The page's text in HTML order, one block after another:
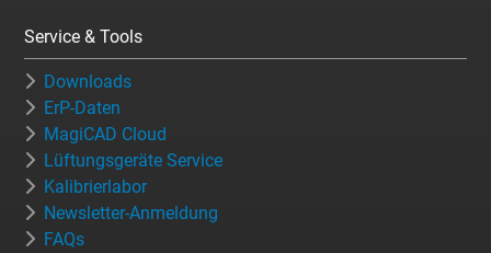
Service & Tools
Downloads
ErP-Daten
MagiCAD Cloud
Lüftungsgeräte Service
Kalibrierlabor
Newsletter-Anmeldung
FAQs